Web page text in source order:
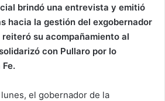
brindó una entrevista y emitió
hacia la gestión del exgobernador
su acompañamiento al
con Pullaro por lo
el gobernador de la